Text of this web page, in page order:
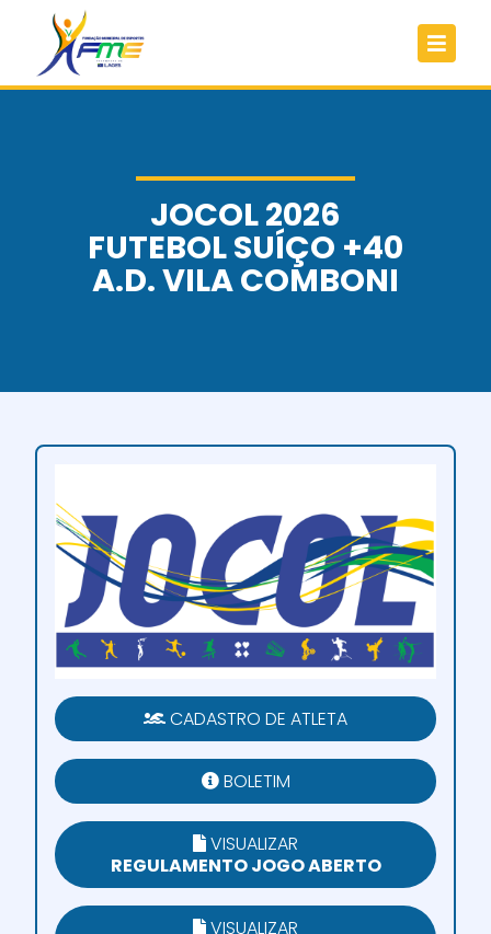
JOCOL 2026
FUTEBOL SUÍÇO +40
A.D. VILA COMBONI
CADASTRO DE ATLETA
BOLETIM
VISUALIZAR
REGULAMENTO JOGO ABERTO
VISUALIZAR